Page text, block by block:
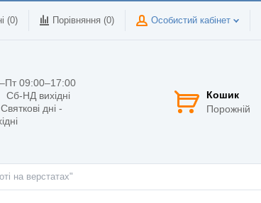
(0) Порівняння (0) Особистий кабінет
09:00–17:00
НД вихідні
дні -
Кошик
Порожній
на верстатах"